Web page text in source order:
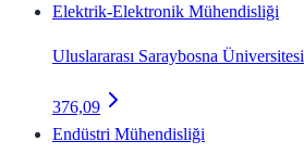
Elektrik-Elektronik Mühendisliği
Uluslararası Saraybosna Üniversitesi
376,09
Endüstri Mühendisliği